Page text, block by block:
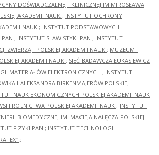
DOŚWIADCZALNEJ I KLINICZNEJ IM.MIROSŁAWA
AKADEMII NAUK ; INSTYTUT OCHRONY
NAUK ; INSTYTUT PODSTAWOWYCH
; INSTYTUT SLAWISTYKI PAN ; INSTYTUT
ZWIERZĄT POLSKIEJ AKADEMII NAUK ; MUZEUM I
AKADEMII NAUK ; SIEĆ BADAWCZA ŁUKASIEWICZ
MATERIAŁÓW ELEKTRONICZNYCH ; INSTYTUT
I ALEKSANDRA BIRKENMAJERÓW POLSKIEJ
NAUK EKONOMICZNYCH POLSKIEJ AKADEMII NAUK
I ROLNICTWA POLSKIEJ AKADEMII NAUK ; INSTYTUT
BIOMEDYCZNEJ IM. MACIEJA NAŁĘCZA POLSKIEJ
FIZYKI PAN ; INSTYTUT TECHNOLOGII
;